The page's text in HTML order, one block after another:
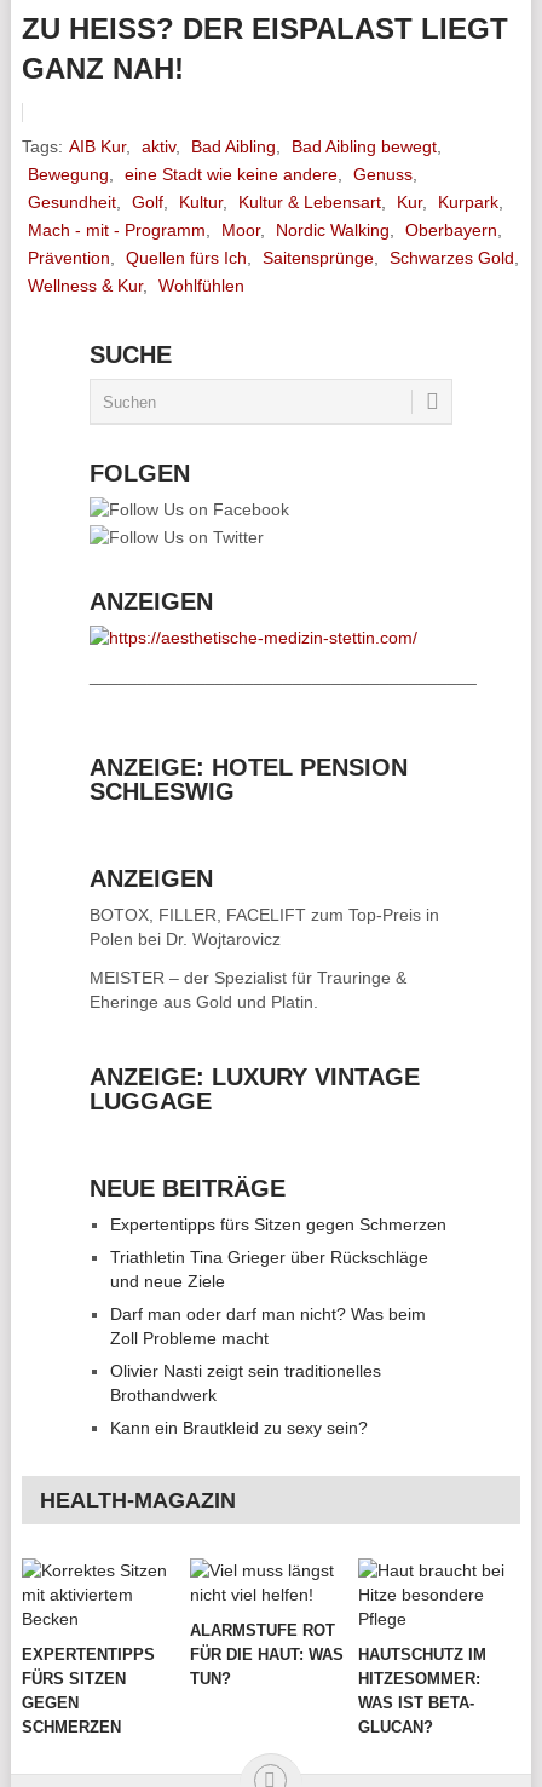
ZU HEISS? DER EISPALAST LIEGT G
ANZ NAH!
Tags: AIB Kur, aktiv, Bad Aibling Bad Aibling bewegt,
Bewegung
eine Stadt wie keine andere, Genuss,
Gesundheit, Golf, Kultur, Kultur & Lebensart, Kur, Kurpark,
Mach - mit - Programm
Moor, Nordic Walking Oberbayern
Prävention
Quellen fürs Ich Saitensprünge, Schwarzes Gold
Wellness & Kur, Wohlfühlen
SUCHE
FOLGEN
ANZEIGEN
ANZEIGE: HOTEL PENSION
SCHLESWIG
ANZEIGEN
BOTOX, FILLER, FACELIFTzum Top-Preis in
Polen bei Dr. Wojtarovicz
MEISTER – der Spezialist für Trauringe &
Eheringe aus Gold und Platin.
ANZEIGE: LUXURY VINTAGE
LUGGAGE
NEUE BEITRÄGE
Expertentipps fürs Sitzen gegen Schmerzen
Triathletin Tina Grieger über Rückschläge
und neue Ziele
Darf man oder darf man nicht? Was beim
Zoll Probleme macht
Olivier Nasti zeigt sein traditionelles
Brothandwerk
Kann ein Brautkleid zu sexy sein?
HEALTH-MAGAZIN
EXPERTENTIPPS
FÜRS SITZEN
GEGEN
SCHMERZEN
ALARMSTUFE ROT
FÜR DIE HAUT: WAS
TUN?
HAUTSCHUTZ IM
HITZESOMMER:
WAS IST BETA-
GLUCAN?